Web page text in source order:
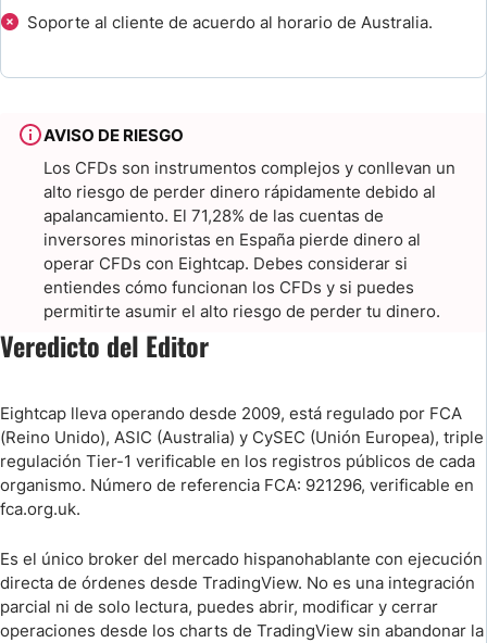
Resumen
Preguntas Frecuentes
Compara Eightcap Broker vs otros Brokers Forex
Soporte al cliente de acuerdo al horario de Australia.
AVISO DE RIESGO
Los CFDs son instrumentos complejos y conllevan un
alto riesgo de perder dinero rápidamente debido al
apalancamiento. El 71,28% de las cuentas de
inversores minoristas en España pierde dinero al
operar CFDs con Eightcap. Debes considerar si
entiendes cómo funcionan los CFDs y si puedes
permitirte asumir el alto riesgo de perder tu dinero.
Veredicto del Editor
Eightcap lleva operando desde 2009, está regulado por FCA
(Reino Unido), ASIC (Australia) y CySEC (Unión Europea), triple
regulación Tier-1 verificable en los registros públicos de cada
organismo. Número de referencia FCA: 921296, verificable en
fca.org.uk.
Es el único broker del mercado hispanohablante con ejecución
directa de órdenes desde TradingView. No es una integración
parcial ni de solo lectura, puedes abrir, modificar y cerrar
operaciones desde los charts de TradingView sin abandonar la